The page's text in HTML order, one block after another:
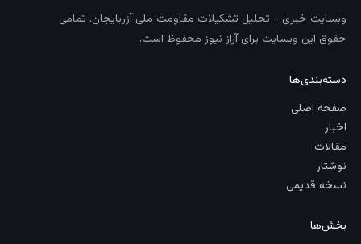
وبسایت خبری - تحلیل تشکیلات مقاومت ملی آزربایجان. تمامی
حقوق این وبسایت برای آراز نیوز محفوظ است.
دسته‌بندی‌ها
صفحه اصلی
اخبار
مقالات
نوشتار
نسخه قدیمی
بخش‌ها